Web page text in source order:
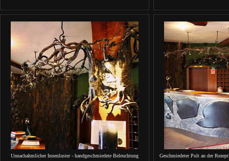
Unnachahmlicher Innenluster - handgeschmiedete Beleuchtung
Geschmiedeter Pult an der